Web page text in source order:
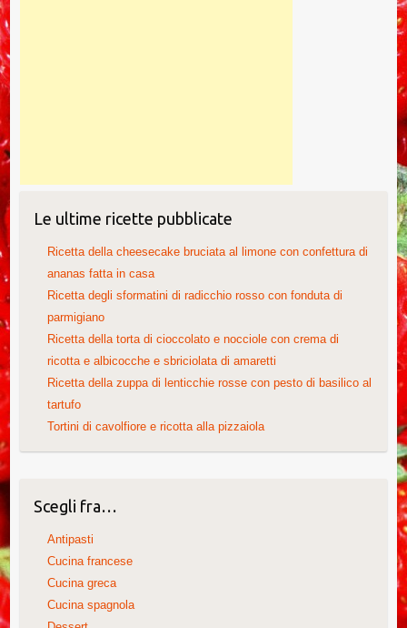
Le ultime ricette pubblicate
Ricetta della cheesecake bruciata al limone con confettura di
ananas fatta in casa
Ricetta degli sformatini di radicchio rosso con fonduta di
parmigiano
Ricetta della torta di cioccolato e nocciole con crema di
ricotta e albicocche e sbriciolata di amaretti
Ricetta della zuppa di lenticchie rosse con pesto di basilico al
tartufo
Tortini di cavolfiore e ricotta alla pizzaiola
Scegli fra…
Antipasti
Cucina francese
Cucina greca
Cucina spagnola